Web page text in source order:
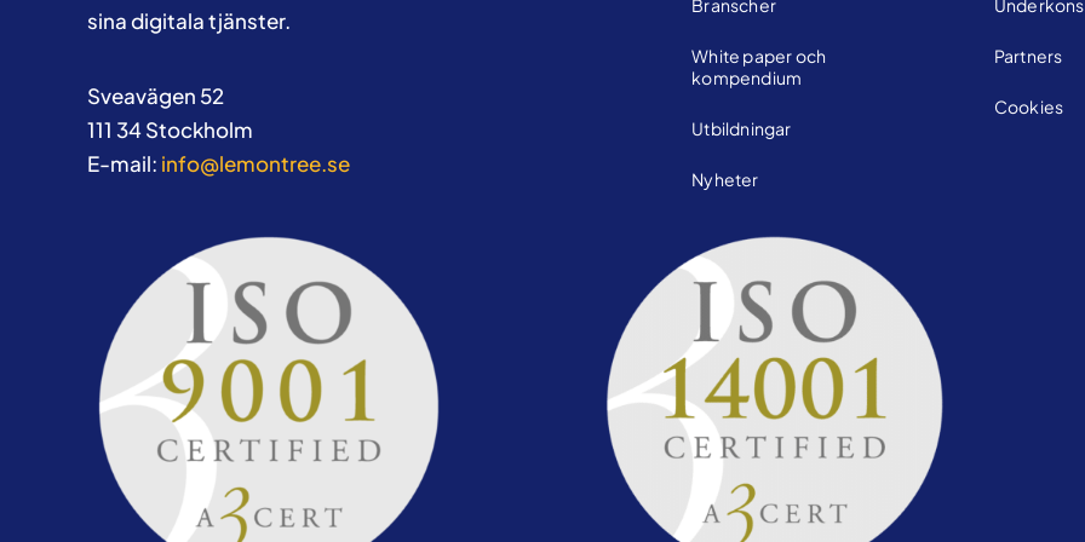
sina digitala tjänster.
Sveavägen 52
111 34 Stockholm
E-mail: info@lemontree.se
Branscher
White paper och
kompendium
Utbildningar
Nyheter
Partners
Cookies